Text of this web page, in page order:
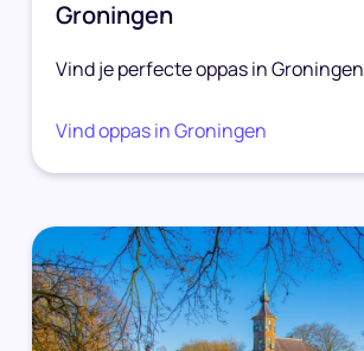
Groningen
Vind je perfecte oppas in Groningen
Vind oppas in Groningen